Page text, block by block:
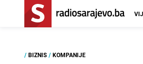
/ BIZNIS / KOMPANIJE